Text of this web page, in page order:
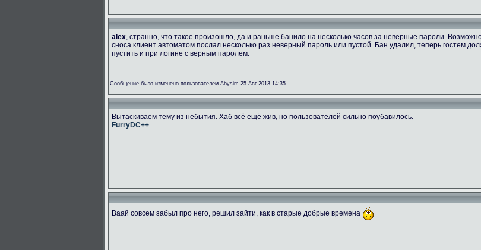
alex, странно, что такое произошло, да и раньше банило на несколько часов за неверные пароли.
сноса клиент автоматом послал несколько раз неверный пароль или пустой. Бан удалил, теперь гостем
пустить и при логине с верным паролем.
Сообщение было изменено пользователем Abysim 25 Авг 2013 14:35
Вытаскиваем тему из небытия. Хаб всё ещё жив, но пользователей сильно поубавилось.
FurryDC++
Ваай совсем забыл про него, решил зайти, как в старые добрые времена